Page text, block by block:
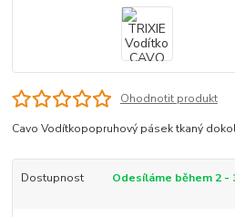
Ohodnotit produkt
Cavo Vodítkopopruhový pásek tkaný
Dostupnost Odesíláme během 2 -